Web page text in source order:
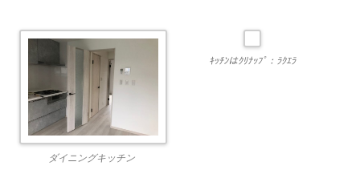
ダイニングキッチン
ｷｯﾁﾝはｸﾘﾅｯﾌﾟ：ﾗｸｴﾗ